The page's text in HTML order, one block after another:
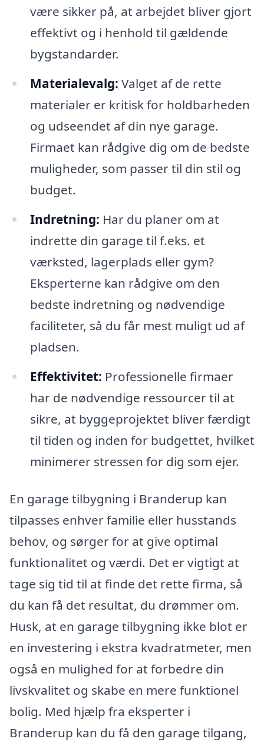
være sikker på, at arbejdet bliver gjort
effektivt og i henhold til gældende
bygstandarder.
Materialevalg: Valget af de rette
materialer er kritisk for holdbarheden
og udseendet af din nye garage.
Firmaet kan rådgive dig om de bedste
muligheder, som passer til din stil og
budget.
Indretning: Har du planer om at
indrette din garage til f.eks. et
værksted, lagerplads eller gym?
Eksperterne kan rådgive om den
bedste indretning og nødvendige
faciliteter, så du får mest muligt ud af
pladsen.
Effektivitet: Professionelle firmaer
har de nødvendige ressourcer til at
sikre, at byggeprojektet bliver færdigt
til tiden og inden for budgettet, hvilket
minimerer stressen for dig som ejer.
En garage tilbygning i Branderup kan
tilpasses enhver familie eller husstands
behov, og sørger for at give optimal
funktionalitet og værdi. Det er vigtigt at
tage sig tid til at finde det rette firma, så
du kan få det resultat, du drømmer om.
Husk, at en garage tilbygning ikke blot er
en investering i ekstra kvadratmeter, men
også en mulighed for at forbedre din
livskvalitet og skabe en mere funktionel
bolig. Med hjælp fra eksperter i
Branderup kan du få den garage tilgang,